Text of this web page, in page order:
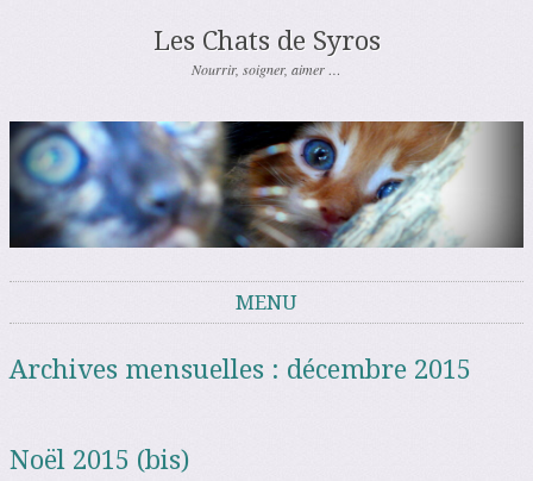
Les Chats de Syros
Nourrir, soigner, aimer …
MENU
Archives mensuelles : décembre 2015
Noël 2015 (bis)